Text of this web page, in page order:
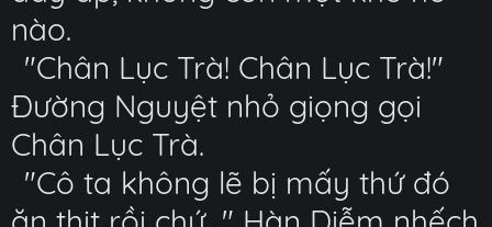
nào.
"Chân Lục Trà! Chân Lục Trà!"
Đường Nguyệt nhỏ giọng gọi
Chân Lục Trà.
"Cô ta không lẽ bị mấy thứ đó